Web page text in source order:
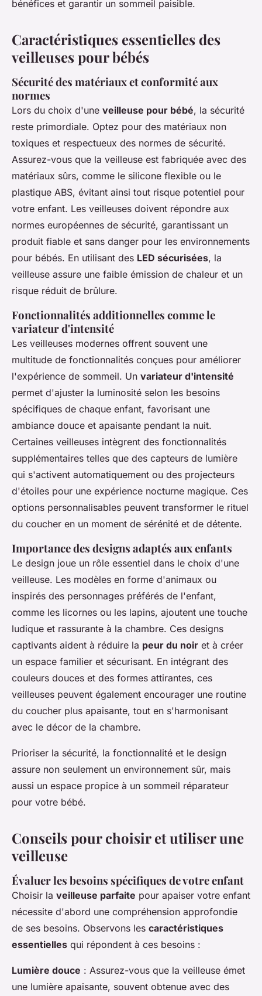
bénéfices et garantir un sommeil paisible.
Caractéristiques essentielles des
veilleuses pour bébés
Sécurité des matériaux et conformité aux
normes
Lors du choix d'une veilleuse pour bébé, la sécurité
reste primordiale. Optez pour des matériaux non
toxiques et respectueux des normes de sécurité.
Assurez-vous que la veilleuse est fabriquée avec des
matériaux sûrs, comme le silicone flexible ou le
plastique ABS, évitant ainsi tout risque potentiel pour
votre enfant. Les veilleuses doivent répondre aux
normes européennes de sécurité, garantissant un
produit fiable et sans danger pour les environnements
pour bébés. En utilisant des LED sécurisées, la
veilleuse assure une faible émission de chaleur et un
risque réduit de brûlure.
Fonctionnalités additionnelles comme le
variateur d'intensité
Les veilleuses modernes offrent souvent une
multitude de fonctionnalités conçues pour améliorer
l'expérience de sommeil. Un variateur d'intensité
permet d'ajuster la luminosité selon les besoins
spécifiques de chaque enfant, favorisant une
ambiance douce et apaisante pendant la nuit.
Certaines veilleuses intègrent des fonctionnalités
supplémentaires telles que des capteurs de lumière
qui s'activent automatiquement ou des projecteurs
d'étoiles pour une expérience nocturne magique. Ces
options personnalisables peuvent transformer le rituel
du coucher en un moment de sérénité et de détente.
Importance des designs adaptés aux enfants
Le design joue un rôle essentiel dans le choix d'une
veilleuse. Les modèles en forme d'animaux ou
inspirés des personnages préférés de l'enfant,
comme les licornes ou les lapins, ajoutent une touche
ludique et rassurante à la chambre. Ces designs
captivants aident à réduire la peur du noir et à créer
un espace familier et sécurisant. En intégrant des
couleurs douces et des formes attirantes, ces
veilleuses peuvent également encourager une routine
du coucher plus apaisante, tout en s'harmonisant
avec le décor de la chambre.
Prioriser la sécurité, la fonctionnalité et le design
assure non seulement un environnement sûr, mais
aussi un espace propice à un sommeil réparateur
pour votre bébé.
Conseils pour choisir et utiliser une
veilleuse
Évaluer les besoins spécifiques de votre enfant
Choisir la veilleuse parfaite pour apaiser votre enfant
nécessite d'abord une compréhension approfondie
de ses besoins. Observons les caractéristiques
essentielles qui répondent à ces besoins :
Lumière douce : Assurez-vous que la veilleuse émet
une lumière apaisante, souvent obtenue avec des